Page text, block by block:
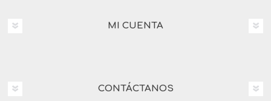
MI CUENTA
CONTÁCTANOS